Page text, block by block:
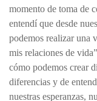
momento de toma de
entendí que desde
podemos realizar una
mis relaciones de
cómo podemos crear
diferencias y de
nuestras esperanzas,